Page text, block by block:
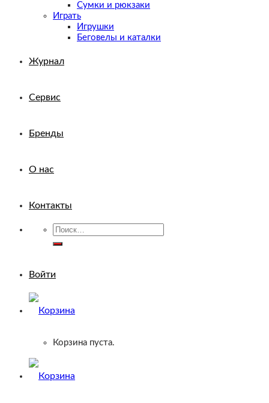
Сумки и рюкзаки
Играть
Игрушки
Беговелы и каталки
Журнал
Сервис
Бренды
О нас
Контакты
Искать:
Войти
Корзина пуста.